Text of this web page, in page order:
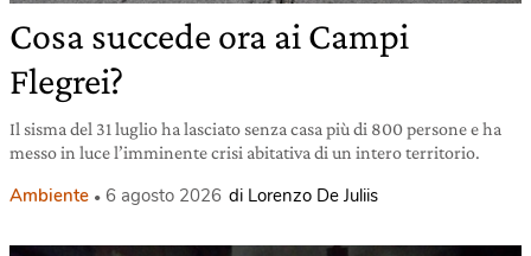
Cosa succede ora ai Campi
Flegrei?
Il sisma del 31 luglio ha lasciato senza casa più di 800 persone e ha
messo in luce l’imminente crisi abitativa di un intero territorio.
Ambiente 6 agosto 2026 di Lorenzo De Juliis